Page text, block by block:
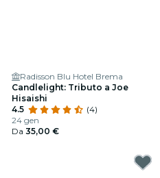
Radisson Blu Hotel Brema
Candlelight: Tributo a Joe
Hisaishi
4.5
(4)
24 gen
Da 35,00 €